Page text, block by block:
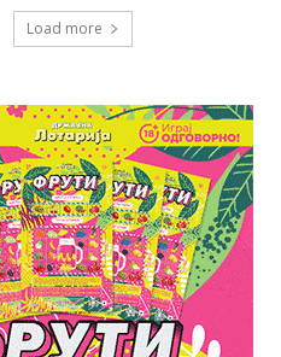
Load more